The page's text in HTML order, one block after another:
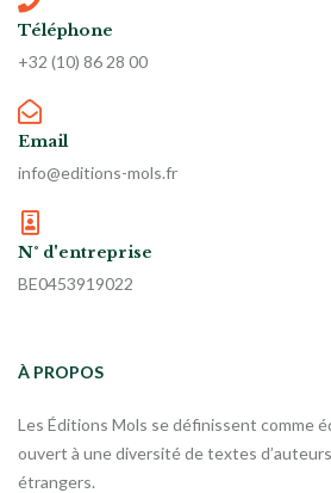
Téléphone
+32 (10) 86 28 00
Email
info@editions-mols.fr
N° d'entreprise
BE0453919022
À PROPOS
Les Éditions Mols se définissent comme
ouvert à une diversité de textes
étrangers.